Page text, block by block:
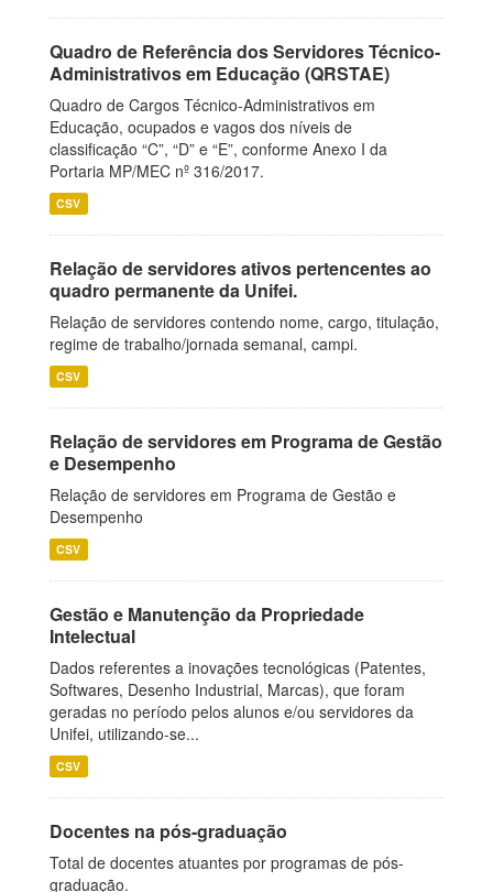
Quadro de Referência dos Servidores Técnico-
Administrativos em Educação (QRSTAE)
Quadro de Cargos Técnico-Administrativos em
Educação, ocupados e vagos dos níveis de
classificação “C”, “D” e “E”, conforme Anexo I da
Portaria MP/MEC nº 316/2017.
CSV
Relação de servidores ativos pertencentes ao
quadro permanente da Unifei.
Relação de servidores contendo nome, cargo, titulação,
regime de trabalho/jornada semanal, campi.
CSV
Relação de servidores em Programa de Gestão
e Desempenho
Relação de servidores em Programa de Gestão e
Desempenho
CSV
Gestão e Manutenção da Propriedade
Intelectual
Dados referentes a inovações tecnológicas (Patentes,
Softwares, Desenho Industrial, Marcas), que foram
geradas no período pelos alunos e/ou servidores da
Unifei, utilizando-se...
CSV
Docentes na pós-graduação
Total de docentes atuantes por programas de pós-
graduação.